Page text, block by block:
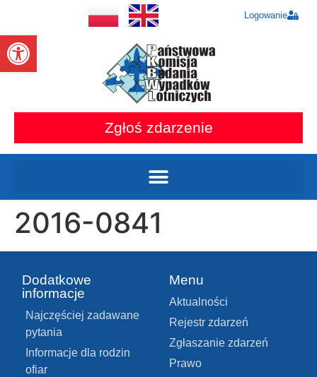
Otwórz pasek narzędzi
Logowanie
Zgłoś zdarzenie
2016-0841
Dodatkowe
informacje
Najczęściej zadawane
pytania
Informacje dla rodzin
ofiar
Menu
Aktualności
Rejestr zdarzeń
Zgłaszanie zdarzeń
Prawo